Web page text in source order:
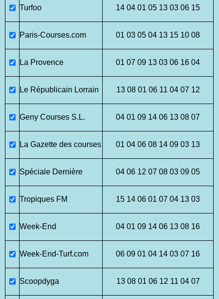
Turfoo 14 04 01 05 13 03 06 15
Paris-Courses.com 01 03 05 04 13 15 10 08
La Provence 01 07 09 13 03 06 16 04
Le Républicain Lorrain 13 08 01 06 11 04 07 12
Geny Courses S.L. 04 01 09 14 06 13 08 07
La Gazette des courses 01 04 06 08 14 09 03 13
Spéciale Dernière 04 06 12 07 08 03 09 05
Tropiques FM 15 14 06 01 07 04 13 03
Week-End 04 01 09 14 06 13 08 16
Week-End-Turf.com 06 09 01 04 14 03 07 16
Scoopdyga 13 08 01 06 12 11 04 07